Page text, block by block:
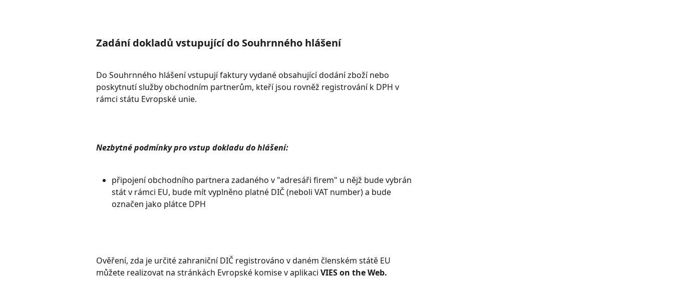
Zadání dokladů vstupující do Souhrnného hlášení
Do Souhrnného hlášení vstupují faktury vydané obsahující dodání zboží nebo
poskytnutí služby obchodním partnerům, kteří jsou rovněž registrování k DPH v
rámci státu Evropské unie.
Nezbytné podmínky pro vstup dokladu do hlášení:
připojení obchodního partnera zadaného v "adresáři firem" u nějž bude vybrán
stát v rámci EU, bude mít vyplněno platné DIČ (neboli VAT number) a bude
označen jako plátce DPH
Ověření, zda je určité zahraniční DIČ registrováno v daném členském státě EU
můžete realizovat na stránkách Evropské komise v aplikaci VIES on the Web.